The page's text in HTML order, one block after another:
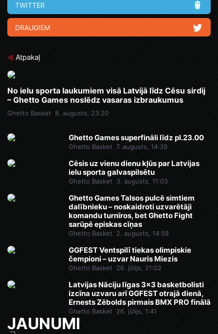
TWITTER
DRAUGIEM
Atpakaļ
No ielu sporta laukumiem visā Latvijā līdz Cēsu sirdij
– Ghetto Games noslēdz vasaras izbraukumus
Ghetto Basket 8. augusts, 23:20
Ghetto Games superfināli līdz pl.23.00
Ghetto Basket 7. augusts, 14:39
Cēsis uz vienu dienu kļūs par Latvijas
ielu sporta galvaspilsētu
Ghetto Basket 3. augusts, 11:03
Ghetto Games Talsos pulcē simtiem
dalībnieku – noskaidroti uzvarētāji
komandu turnīros, bet Ghetto Fight
sarūpē episkas cīņas
Ghetto Basket 2. augusts, 14:58
GGFEST Ventspilī tiekas olimpiskie
čempioni – uzvar Nauris Miezis
Ghetto Basket 26. jūlijs, 21:02
Latvijas Nāciju līgas 3x3 basketbolisti
izcīna uzvaru arī GGFEST otrajā dienā,
Ernests Zēbolds pirmais BMX PRO finālā
Ghetto Basket 26. jūlijs, 1:41
JAUNUMI